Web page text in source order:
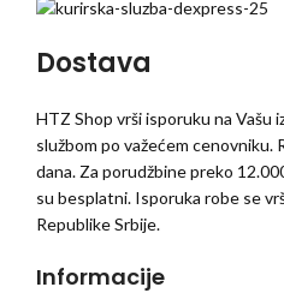
Dostava
HTZ Shop vrši isporuku na Vašu
službom po važećem cenovniku.
dana. Za porudžbine preko
su besplatni. Isporuka robe se
Republike Srbije.
Informacije